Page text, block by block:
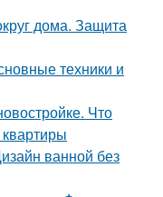
дома. Защита
техники и
Что
ванной без